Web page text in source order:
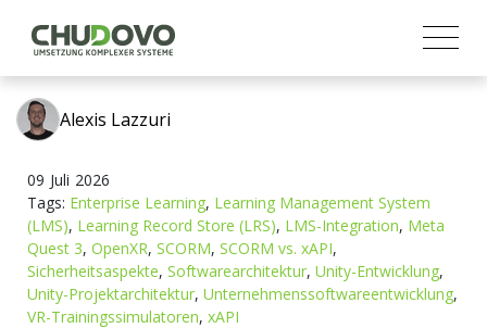
Alexis Lazzuri
09 Juli 2026
Tags: Enterprise Learning, Learning Management System
(LMS), Learning Record Store (LRS), LMS-Integration, Meta
Quest 3, OpenXR, SCORM, SCORM vs. xAPI,
Sicherheitsaspekte, Softwarearchitektur, Unity-Entwicklung,
Unity-Projektarchitektur, Unternehmenssoftwareentwicklung,
VR-Trainingssimulatoren, xAPI